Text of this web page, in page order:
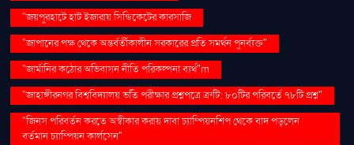
"জয়পুরহাটে হাট ইজারায় সিন্ডিকেটের কারসাজি
"জাপানের পক্ষ থেকে অন্তর্বর্তীকালীন সরকারের প্রতি সমর্থন পুনর্ব্যক্ত"
"জার্মানির কঠোর অভিবাসন নীতি পরিকল্পনা ব্যর্থ"m
"জাহাঙ্গীরনগর বিশ্ববিদ্যালয় ভর্তি পরীক্ষার প্রশ্নপত্রে ত্রুটি: ৮০টির পরিবর্তে ৭৮টি প্রশ্ন"
"জিনস পরিবর্তন করতে অস্বীকার করায় দাবা চ্যাম্পিয়নশিপ থেকে বাদ পড়লেন
বর্তমান চ্যাম্পিয়ন কার্লসেন"